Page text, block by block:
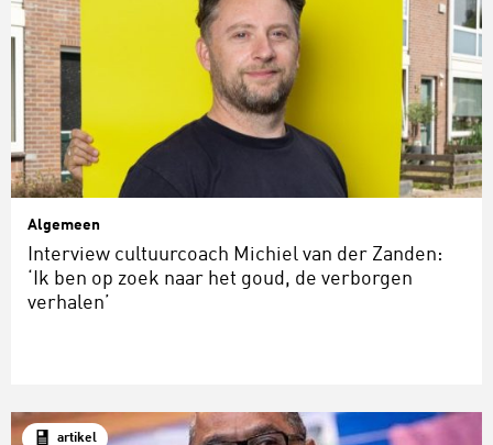
Algemeen
Interview cultuurcoach Michiel van der Zanden:
‘Ik ben op zoek naar het goud, de verborgen
verhalen’
artikel